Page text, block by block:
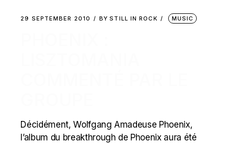
29 SEPTEMBER 2010 BY STILL IN ROCK MUSIC
Décidément, Wolfgang Amadeuse Phoenix,
l’album du breakthrough de Phoenix aura été